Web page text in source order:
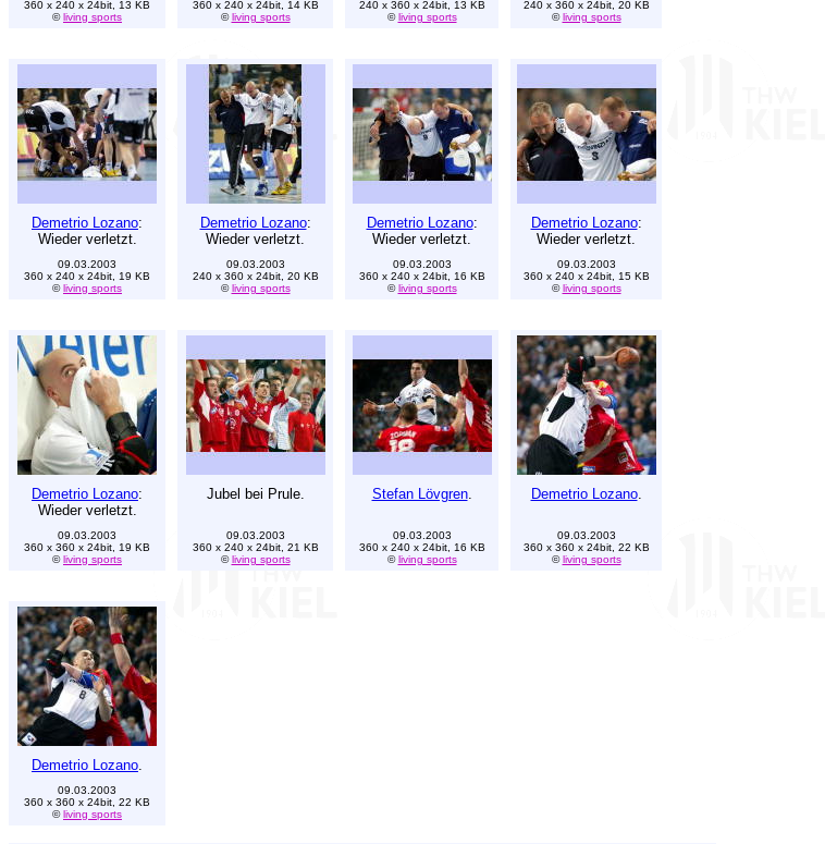
360 x 240 x 24bit, 13 KB
©living sports
360 x 240 x 24bit, 14 KB
©living sports
240 x 360 x 24bit, 13 KB
©living sports
240 x 360 x 24bit, 20 KB
©living sports
Demetrio Lozano:
Wieder verletzt.
Demetrio Lozano:
Wieder verletzt.
Demetrio Lozano:
Wieder verletzt.
Demetrio Lozano:
Wieder verletzt.
09.03.2003
360 x 240 x 24bit, 19 KB
©living sports
09.03.2003
240 x 360 x 24bit, 20 KB
©living sports
09.03.2003
360 x 240 x 24bit, 16 KB
©living sports
09.03.2003
360 x 240 x 24bit, 15 KB
©living sports
Demetrio Lozano:
Wieder verletzt.
Jubel bei Prule. Stefan Lövgren. Demetrio Lozano.
09.03.2003
360 x 360 x 24bit, 19 KB
©living sports
09.03.2003
360 x 240 x 24bit, 21 KB
©living sports
09.03.2003
360 x 240 x 24bit, 16 KB
©living sports
09.03.2003
360 x 360 x 24bit, 22 KB
©living sports
Demetrio Lozano.
09.03.2003
360 x 360 x 24bit, 22 KB
©living sports